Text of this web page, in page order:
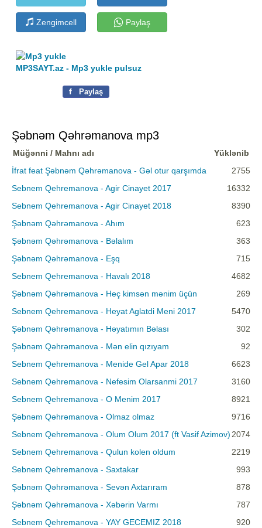
Zengimcell Paylaş
MP3SAYT.az - Mp3 yukle pulsuz
f Paylaş
Şəbnəm Qəhrəmanova mp3
Müğənni / Mahnı adı
Yüklənib
İfrat feat Şəbnəm Qəhrəmanova - Gəl otur qarşımda
2755
Sebnem Qehremanova - Agir Cinayet 2017
16332
Sebnem Qehremanova - Agir Cinayet 2018
8390
Şəbnəm Qəhrəmanova - Ahım
623
Şəbnəm Qəhrəmanova - Bəlalım
363
Şəbnəm Qəhrəmanova - Eşq
715
Sebnem Qehremanova - Havalı 2018
4682
Şəbnəm Qəhrəmanova - Heç kimsən mənim üçün
269
Sebnem Qehremanova - Heyat Aglatdi Meni 2017
5470
Şəbnəm Qəhrəmanova - Həyatımın Bəlası
302
Şəbnəm Qəhrəmanova - Mən elin qızıyam
92
Sebnem Qehremanova - Menide Gel Apar 2018
6623
Sebnem Qehremanova - Nefesim Olarsanmi 2017
3160
Sebnem Qehremanova - O Menim 2017
8921
Şəbnəm Qəhrəmanova - Olmaz olmaz
9716
Sebnem Qehremanova - Olum Olum 2017 (ft Vasif Azimov) 2074
Sebnem Qehremanova - Qulun kolen oldum
2219
Sebnem Qehremanova - Saxtakar
993
Şəbnəm Qəhrəmanova - Sevən Axtarıram
878
Şəbnəm Qəhrəmanova - Xəbərin Varmı
787
Sebnem Qehremanova - YAY GECEMIZ 2018
920